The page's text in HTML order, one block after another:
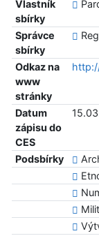
Vlastník
sbírky
Správce
sbírky
Odkaz na
www
stránky
Datum
zápisu do
CES
Podsbírky